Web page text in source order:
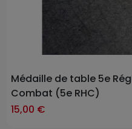
Médaille de table 5e
Combat (5e RHC)
15,00 €